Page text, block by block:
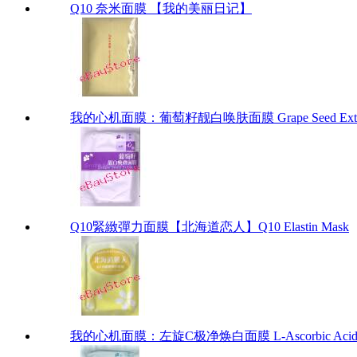
Q10 奈米面膜 【我的美丽日记】
我的心机面膜：葡萄籽靓白唤肤面膜 Grape Seed
Q10緊緻彈力面膜【北海道恋人】Q10 Elastin Mask
我的心机面膜：左旋C极净焕白面膜 L-Ascorbic Acid